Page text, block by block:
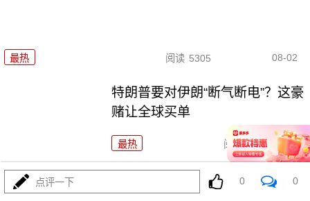
最热 阅读 5305 08-02
特朗普要对伊朗“断气断电”？这豪
赌让全球买单
最热 阅读 4452
铁证出台！菲律宾求锤得锤！解
放军黄岩岛亮剑
点评一下 0 0